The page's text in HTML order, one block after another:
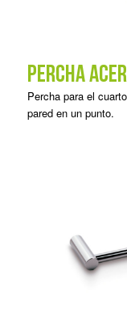
PERCHA
Percha para el
pared en un punto.